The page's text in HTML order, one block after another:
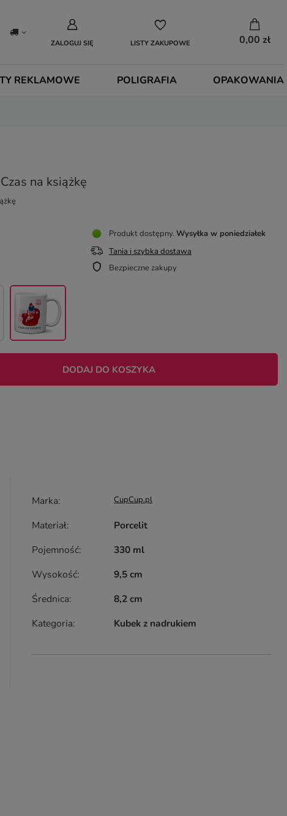
ZALOGUJ SIĘ LISTY ZAKUPOWE 0,00 zł
REKLAMOWE POLIGRAFIA OPAKOWANIA
na książkę
DODAJ DO KOSZYKA
Produkt dostępny Wysyłka w poniedziałek
Tania i szybka dostawa
Bezpieczne zakupy
Marka CupCup.pl
Materiał
Porcelit
Pojemność
330 ml
Wysokość
9,5 cm
Średnica
8,2 cm
Kategoria
Kubek z nadrukiem